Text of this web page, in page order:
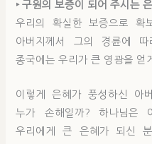
‣ 구원의 보증이 되어 주시는
우리의 확실한 보증으로 확
아버지께서 그의 경륜에
종국에는 우리가 큰 영광을 얻
이렇게 은혜가 풍성하신 아
누가 손해일까? 하나님은
우리에게 큰 은혜가 되신